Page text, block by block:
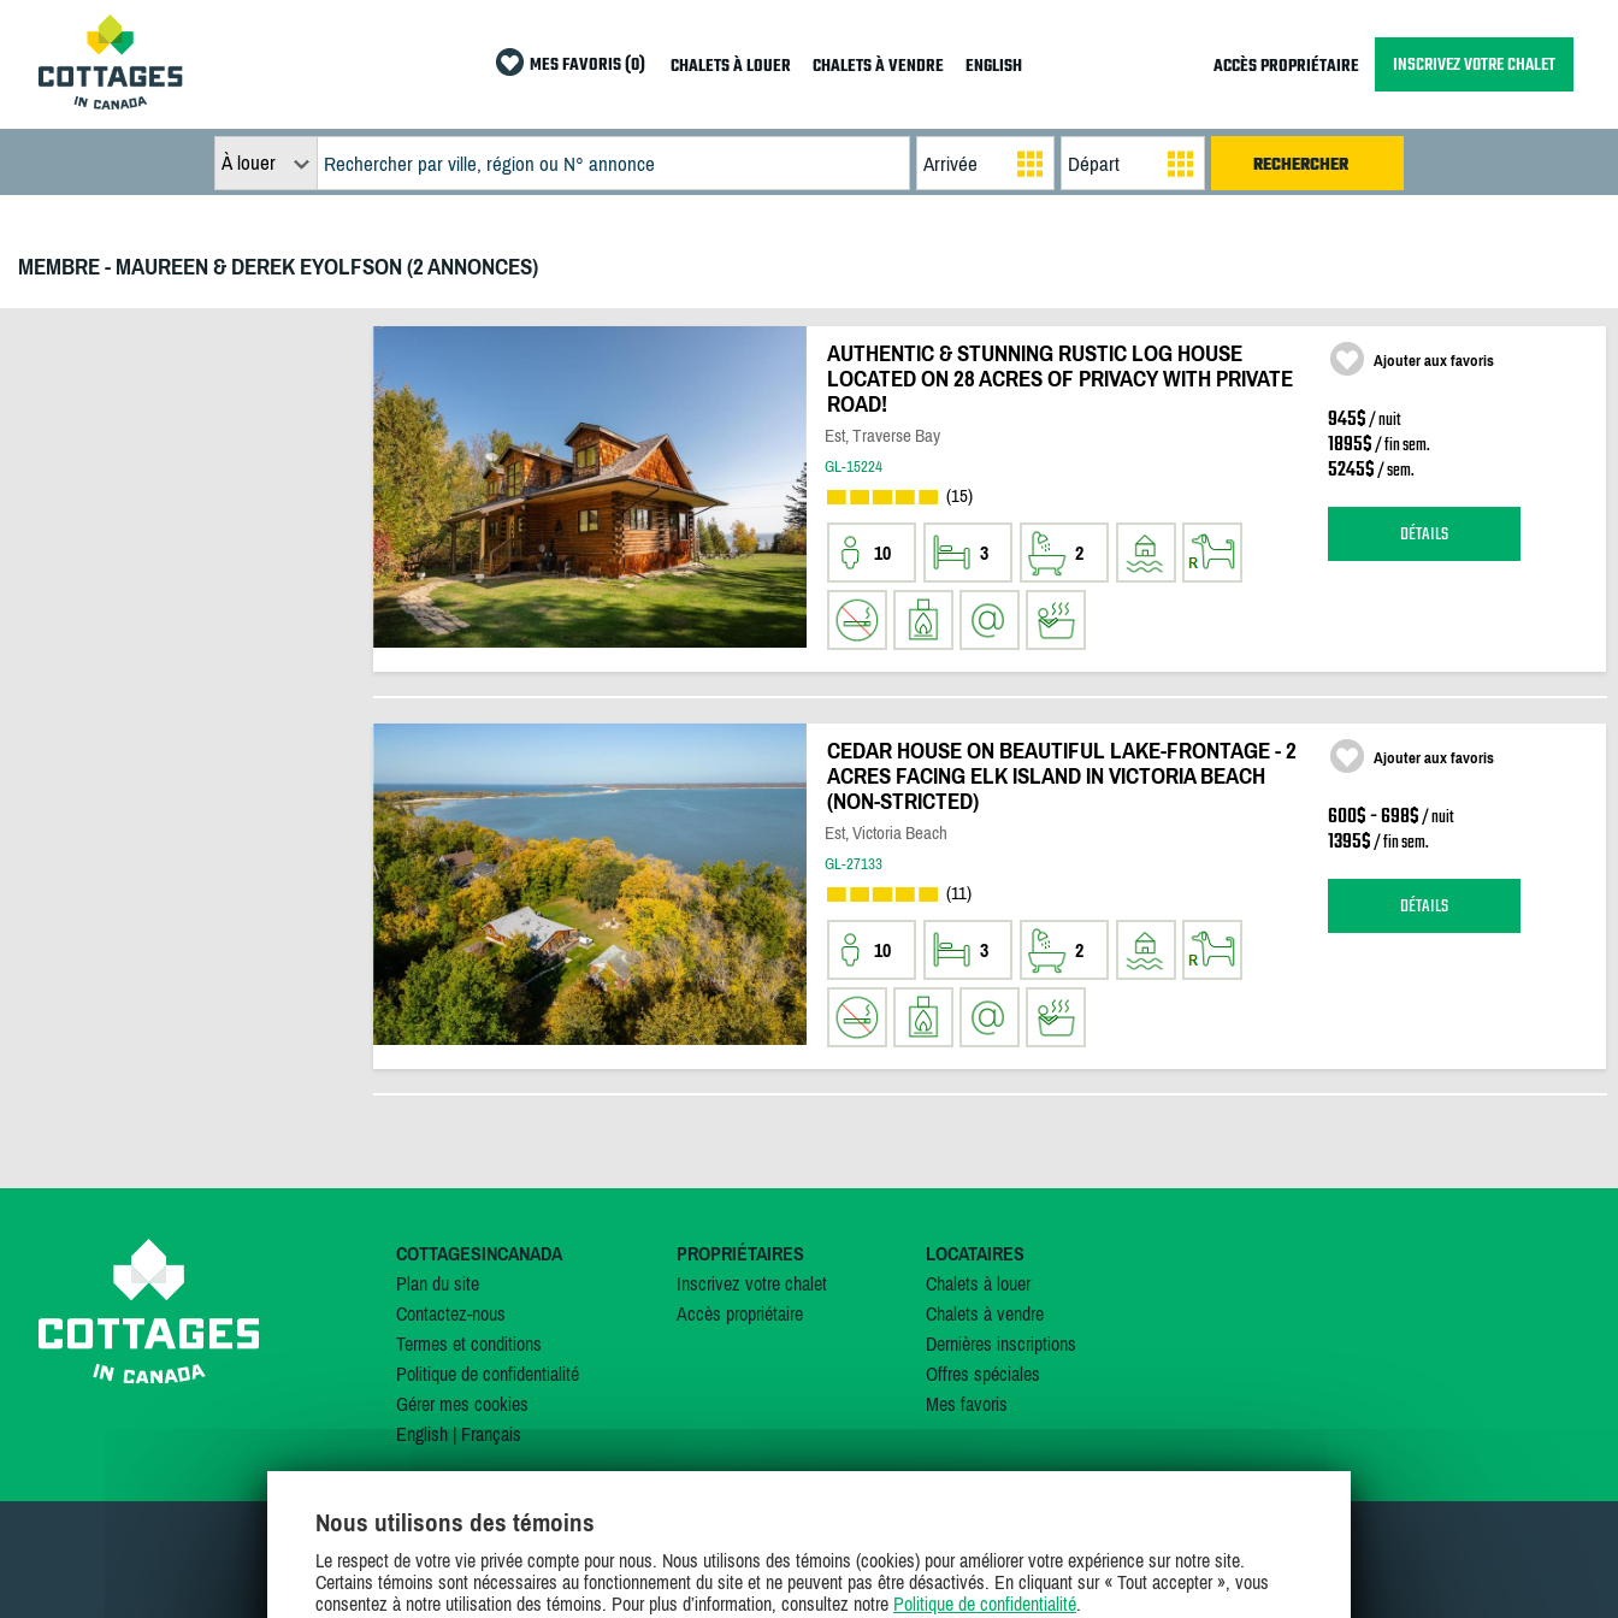
MES FAVORIS (0) CHALETS À LOUER CHALETS À VENDRE ENGLISH ACCÈS PROPRIÉTAIRE INSCRIVEZ VOTRE CHALET
À louer
MEMBRE - MAUREEN & DEREK EYOLFSON (2 ANNONCES)
AUTHENTIC & STUNNING RUSTIC LOG HOUSE
LOCATED ON 28 ACRES OF PRIVACY WITH PRIVATE
ROAD!
Est, Traverse Bay
GL-15224
(15)
10 3 2
Ajouter aux favoris
945$/ nuit
1895$/ fin sem.
5245$/ sem.
DÉTAILS
CEDAR HOUSE ON BEAUTIFUL LAKE-FRONTAGE - 2
ACRES FACING ELK ISLAND IN VICTORIA BEACH
(NON-STRICTED)
Est, Victoria Beach
GL-27133
(11)
10 3 2
Ajouter aux favoris
600$ - 698$/ nuit
1395$/ fin sem.
DÉTAILS
COTTAGESINCANADA
Plan du site
Contactez-nous
Termes et conditions
Politique de confidentialité
Gérer mes cookies
English| Français
PROPRIÉTAIRES
Inscrivez votre chalet
Accès propriétaire
LOCATAIRES
Chalets à louer
Chalets à vendre
Dernières inscriptions
Offres spéciales
Mes favoris
SUIVEZ-NOUS SUR
Nous utilisons des témoins
Le respect de votre vie privée compte pour nous. Nous utilisons des témoins (cookies) pour améliorer votre expérience sur notre site.
Certains témoins sont nécessaires au fonctionnement du site et ne peuvent pas être désactivés. En cliquant sur « Tout accepter », vous
consentez à notre utilisation des témoins. Pour plus d’information, consultez notre Politique de confidentialité.